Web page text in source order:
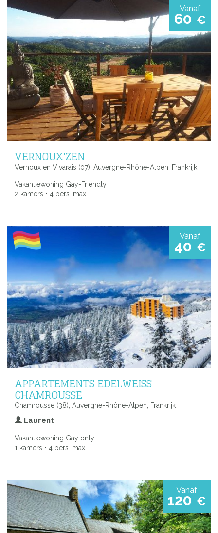
Vanaf
60 €
VERNOUX'ZEN
Vernoux en Vivarais (07), Auvergne-Rhône-Alpen, Frankrijk
Vakantiewoning Gay-Friendly
2 kamers • 4 pers. max.
Vanaf
40 €
APPARTEMENTS EDELWEISS
CHAMROUSSE
Chamrousse (38), Auvergne-Rhône-Alpen, Frankrijk
Laurent
Vakantiewoning Gay only
1 kamers • 4 pers. max.
Vanaf
120 €